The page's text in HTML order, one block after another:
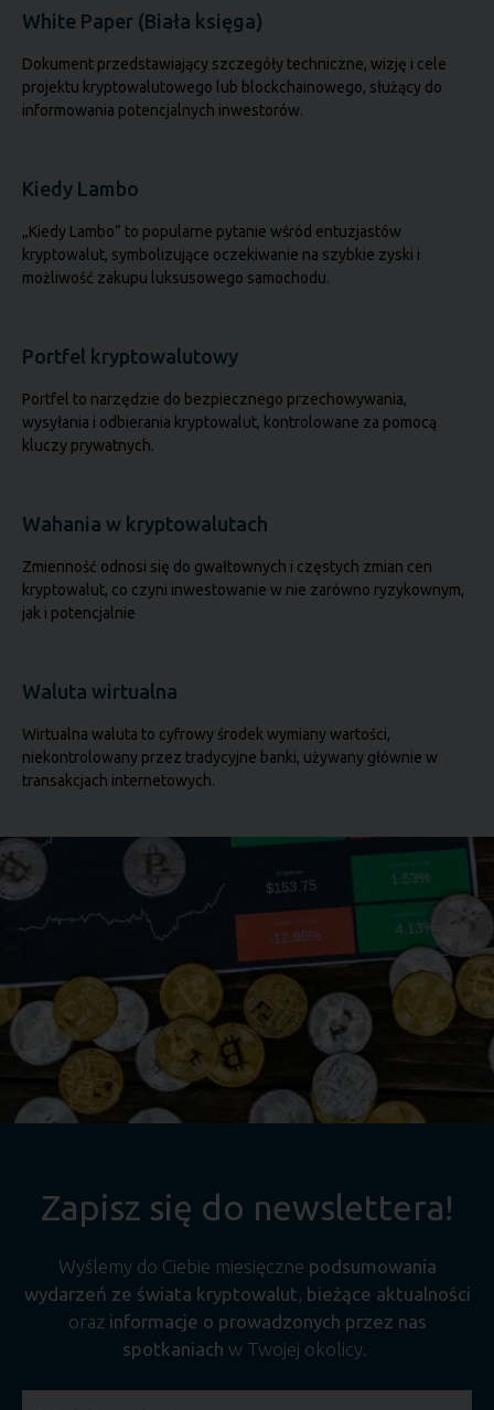
White Paper (Biała księga)
Dokument przedstawiający szczegóły techniczne, wizję i cele
projektu kryptowalutowego lub blockchainowego, służący do
informowania potencjalnych inwestorów.
Kiedy Lambo
„Kiedy Lambo” to popularne pytanie wśród entuzjastów
kryptowalut, symbolizujące oczekiwanie na szybkie zyski i
możliwość zakupu luksusowego samochodu.
Portfel kryptowalutowy
Portfel to narzędzie do bezpiecznego przechowywania,
wysyłania i odbierania kryptowalut, kontrolowane za pomocą
kluczy prywatnych.
Wahania w kryptowalutach
Zmienność odnosi się do gwałtownych i częstych zmian cen
kryptowalut, co czyni inwestowanie w nie zarówno ryzykownym,
jak i potencjalnie
Waluta wirtualna
Wirtualna waluta to cyfrowy środek wymiany wartości,
niekontrolowany przez tradycyjne banki, używany głównie w
transakcjach internetowych.
Zapisz się do newslettera!
Wyślemy do Ciebie miesięczne podsumowania
wydarzeń ze świata kryptowalut, bieżące aktualności
oraz informacje o prowadzonych przez nas
spotkaniach w Twojej okolicy.